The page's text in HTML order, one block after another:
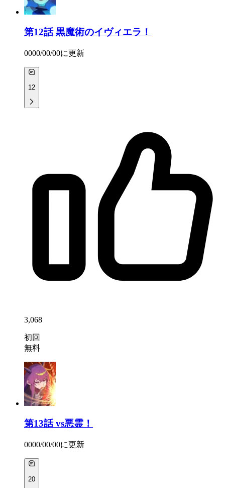
第12話 黒魔術のイヴィエラ！
0000/00/00に更新
12
3,068
初回
無料
第13話 vs悪霊！
0000/00/00に更新
20